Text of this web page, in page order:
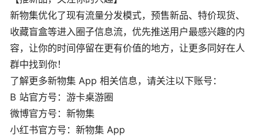
新物集优化了现有流量分发模式，预售新品、特价现货、
收藏盲盒等进入圈子信息流，优先推送用户最感兴趣的内
容，让你的时间停留在更有价值的地方，让更多同好在人
群中找到你！
了解更多新物集 App 相关信息，请关注以下账号：
B 站官方号：游卡桌游圈
微博官方号：新物集
小红书官方号：新物集 App